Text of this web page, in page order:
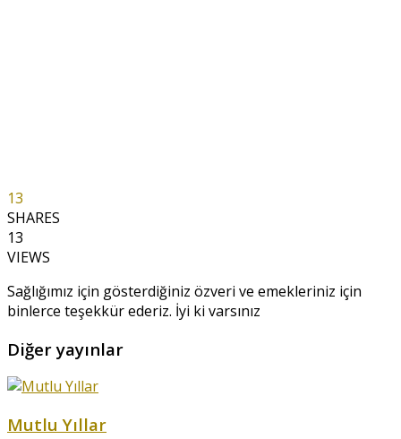
13
SHARES
13
VIEWS
Sağlığımız için gösterdiğiniz özveri ve emekleriniz için
binlerce teşekkür ederiz. İyi ki varsınız
Diğer yayınlar
Mutlu Yıllar